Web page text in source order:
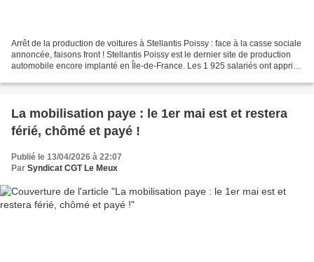
Arrêt de la production de voitures à Stellantis Poissy : face à la casse sociale
annoncée, faisons front ! Stellantis Poissy est le dernier site de production
automobile encore implanté en Île-de-France. Les 1 925 salariés ont appris
La mobilisation paye : le 1er mai est et restera
férié, chômé et payé !
Publié le 13/04/2026 à 22:07
Par Syndicat CGT Le Meux